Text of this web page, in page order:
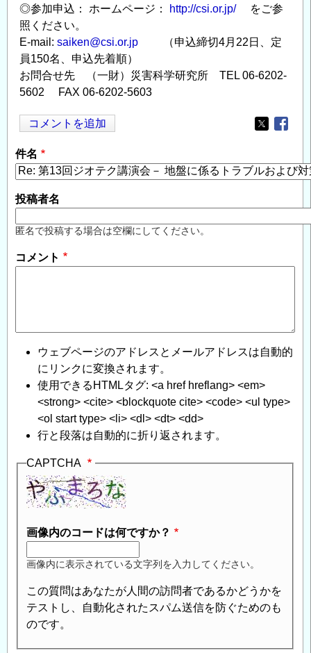
◎参加申込： ホームページ：
http://csi.or.jp/をご参
照ください。
E-mail: saiken@csi.or.jp （申込締切4月22日、定
員150名、申込先着順）
お問合せ先 （一財）災害科学研究所 TEL 06-6202-
5602 FAX 06-6202-5603
コメントを追加
Opens in
件名
投稿者名
匿名で投稿する場合は空欄にしてください。
コメント
ウェブページのアドレスとメールアドレスは自動的
にリンクに変換されます。
使用できるHTMLタグ: <a href hreflang> <em>
<strong> <cite> <blockquote cite> <code> <ul type>
<ol start type> <li> <dl> <dt> <dd>
行と段落は自動的に折り返されます。
CAPTCHA
画像内のコードは何ですか？
画像内に表示されている文字列を入力してください。
この質問はあなたが人間の訪問者であるかどうかを
テストし、自動化されたスパム送信を防ぐためのも
のです。